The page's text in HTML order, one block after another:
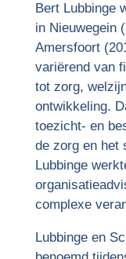
Bert Lubbinge
in Nieuwegein
Amersfoort
variërend van
tot zorg,
ontwikkeling.
toezicht- en
de zorg en het
Lubbinge
complexe
Lubbinge en